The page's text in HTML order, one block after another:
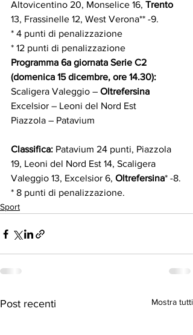
Altovicentino 20, Monselice 16, Trento
13, Frassinelle 12, West Verona** -9.
* 4 punti di penalizzazione
* 12 punti di penalizzazione
Programma 6a giornata Serie C2
(domenica 15 dicembre, ore 14.30):
Scaligera Valeggio – Oltrefersina
Excelsior – Leoni del Nord Est
Piazzola – Patavium
Classifica: Patavium 24 punti, Piazzola
19, Leoni del Nord Est 14, Scaligera
Valeggio 13, Excelsior 6, Oltrefersina* -8.
* 8 punti di penalizzazione.
Sport
Post recenti Mostra tutti